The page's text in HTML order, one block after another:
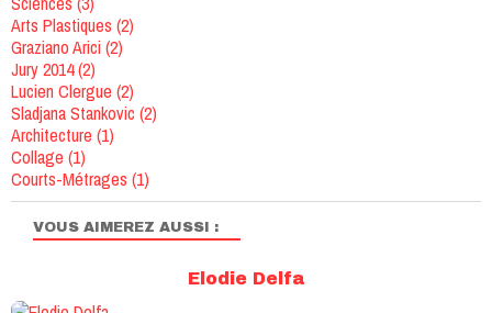
VOUS AIMEREZ AUSSI :
Elodie Delfa
Arts Plastiques (2)
Graziano Arici (2)
Jury 2014(2)
Lucien Clergue (2)
Sladjana Stankovic (2)
Architecture (1)
Collage (1)
Courts-Métrages (1)